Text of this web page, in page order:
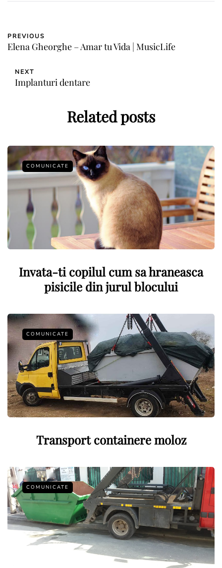
PREVIOUS
Elena Gheorghe – Amar tu Vida | MusicLife
NEXT
Implanturi dentare
Related posts
COMUNICATE
Invata-ti copilul cum sa hraneasca
pisicile din jurul blocului
COMUNICATE
Transport containere moloz
COMUNICATE